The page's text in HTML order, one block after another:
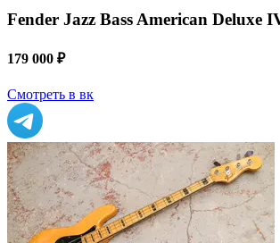
Fender Jazz Bass American Deluxe
179 000 ₽
Смотреть в вк